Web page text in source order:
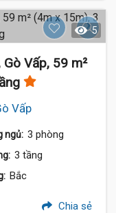
5
Vấp, 59 m²
Vấp
ngủ: 3 phòng
3 tầng
Bắc
Chia sẻ